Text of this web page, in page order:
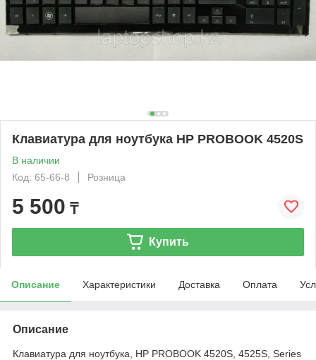
Клавиатура для ноутбука HP PROBOOK 4520S
В наличии
Код: 65-66-8
Розница
5 500 ₸
Купить
Описание Характеристики Доставка Оплата
Описание
Клавиатура для ноутбука, HP PROBOOK 4520S, 4525S, Series